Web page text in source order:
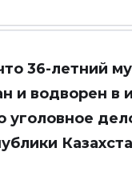
36-летний
и водворен в